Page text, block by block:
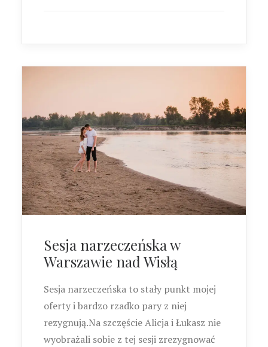
Sesja narzeczeńska w
Warszawie nad Wisłą
Sesja narzeczeńska to stały punkt mojej
oferty i bardzo rzadko pary z niej
rezygnują.Na szczęście Alicja i Łukasz nie
wyobrażali sobie z tej sesji zrezygnować